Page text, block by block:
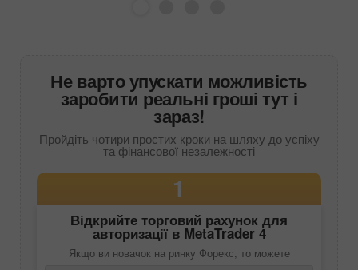
Не варто упускати можливість
заробити реальні гроші тут і
зараз!
Пройдіть чотири простих кроки на шляху до успіху
та фінансової незалежності
1
Відкрийте торговий рахунок для
авторизації в MetaTrader 4
Якщо ви новачок на ринку Форекс, то можете